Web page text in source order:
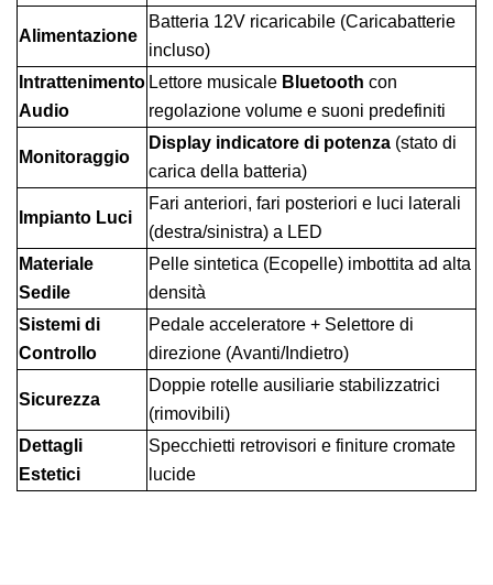
Alimentazione
Batteria 12V ricaricabile (Caricabatterie
incluso)
Intrattenimento
Audio
Lettore musicale Bluetooth con
regolazione volume e suoni predefiniti
Monitoraggio
Display indicatore di potenza (stato di
carica della batteria)
Impianto Luci
Fari anteriori, fari posteriori e luci laterali
(destra/sinistra) a LED
Materiale
Sedile
Pelle sintetica (Ecopelle) imbottita ad alta
densità
Sistemi di
Controllo
Pedale acceleratore + Selettore di
direzione (Avanti/Indietro)
Sicurezza
Doppie rotelle ausiliarie stabilizzatrici
(rimovibili)
Dettagli
Estetici
Specchietti retrovisori e finiture cromate
lucide